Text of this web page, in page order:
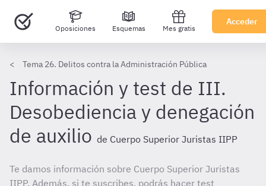
Oposiciones Esquemas Mes gratis
Acceder
Tema 26. Delitos contra la Administración Pública
Información y test de III.
Desobediencia y denegación
de auxilio de Cuerpo Superior Juristas IIPP
Te damos información sobre Cuerpo Superior Juristas
IIPP. Además, si te suscribes, podrás hacer test